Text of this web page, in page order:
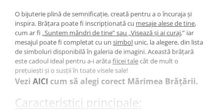
O bijuterie plină de semnificație, creată pentru a o încuraja și
inspira. Brățara poate fi inscripționată cu mesaje alese de tine,
cum ar fi „Suntem mândri de tine” sau „Visează și ai curaj,” iar
mesajul poate fi completat cu un simbol unic, la alegere, din lista
de simboluri disponibilă în galeria de imagini. Această brățară
este cadoul ideal pentru a-i arăta fiicei talecât de mult o
prețuiești și o susții în toate visele sale!
Vezi AICI cum să alegi corect Mărimea Brățării.
Caracteristici principale: